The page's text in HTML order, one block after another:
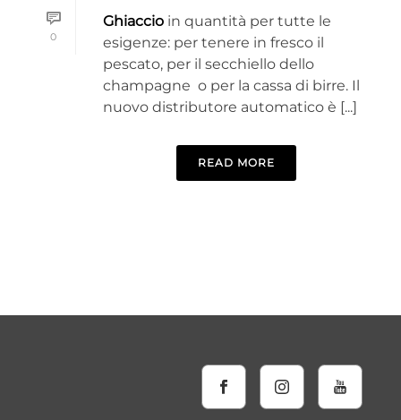
0
Ghiaccio in quantità per tutte le
esigenze: per tenere in fresco il
pescato, per il secchiello dello
champagne o per la cassa di birre. Il
nuovo distributore automatico è [...]
READ MORE